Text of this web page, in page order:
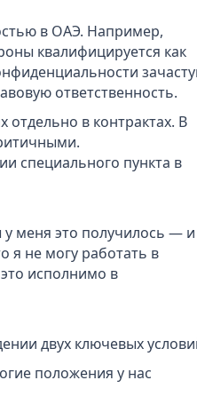
в ОАЭ. Например,
квалифицируется как
ответственность.
в контрактах. В
специального пункта в
меня это получилось — и
я не могу работать в
исполнимо в
двух ключевых
положения у нас